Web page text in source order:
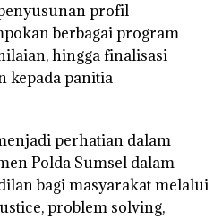
profil
berbagai program
hingga finalisasi
kepada panitia
perhatian dalam
Polda Sumsel dalam
bagi masyarakat melalui
, problem solving,